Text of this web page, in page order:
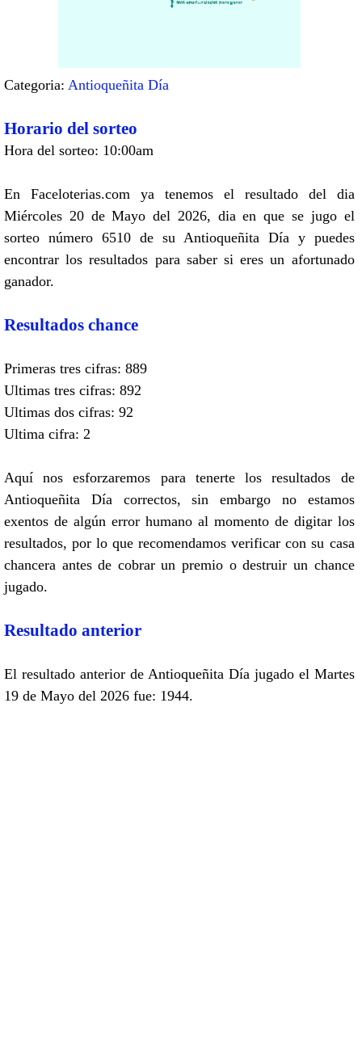
Categoria: Antioqueñita Día
Horario del sorteo
Hora del sorteo: 10:00am
En Faceloterias.com ya tenemos el resultado del dia
Miércoles 20 de Mayo del 2026, dia en que se jugo el
sorteo número 6510 de su Antioqueñita Día y puedes
encontrar los resultados para saber si eres un afortunado
ganador.
Resultados chance
Primeras tres cifras: 889
Ultimas tres cifras: 892
Ultimas dos cifras: 92
Ultima cifra: 2
Aquí nos esforzaremos para tenerte los resultados de
Antioqueñita Día correctos, sin embargo no estamos
exentos de algún error humano al momento de digitar los
resultados, por lo que recomendamos verificar con su casa
chancera antes de cobrar un premio o destruir un chance
jugado.
Resultado anterior
El resultado anterior de Antioqueñita Día jugado el Martes
19 de Mayo del 2026 fue: 1944.